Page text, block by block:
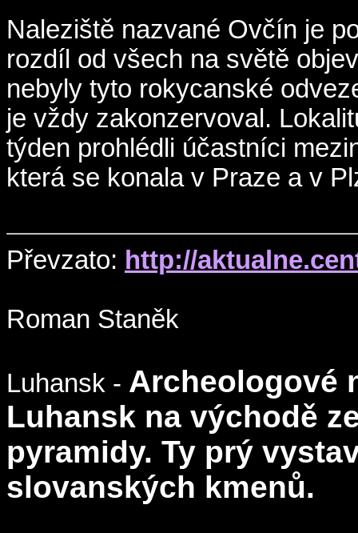
Naleziště nazvané Ovčín je
rozdíl od všech na světě
nebyly tyto rokycanské
je vždy zakonzervoval.
týden prohlédli účastníci
která se konala v Praze a v
Převzato: http://
Roman Staněk
Luhansk - Archeologové
Luhansk na východě
pyramidy. Ty prý
slovanských kmenů.